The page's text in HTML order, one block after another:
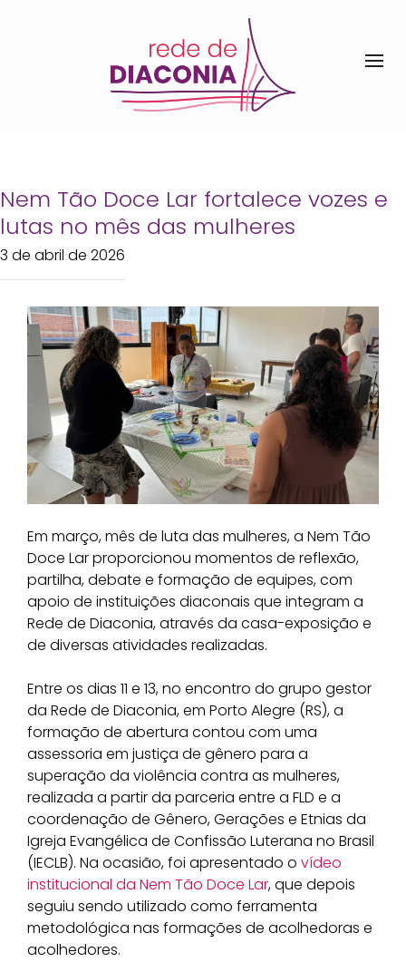
Nem Tão Doce Lar fortalece vozes e
lutas no mês das mulheres
3 de abril de 2026
Em março, mês de luta das mulheres, a Nem Tão
Doce Lar proporcionou momentos de reflexão,
partilha, debate e formação de equipes, com
apoio de instituições diaconais que integram a
Rede de Diaconia, através da casa-exposição e
de diversas atividades realizadas.
Entre os dias 11 e 13, no encontro do grupo gestor
da Rede de Diaconia, em Porto Alegre (RS), a
formação de abertura contou com uma
assessoria em justiça de gênero para a
superação da violência contra as mulheres,
realizada a partir da parceria entre a FLD e a
coordenação de Gênero, Gerações e Etnias da
Igreja Evangélica de Confissão Luterana no Brasil
(IECLB). Na ocasião, foi apresentado o vídeo
institucional da Nem Tão Doce Lar, que depois
seguiu sendo utilizado como ferramenta
metodológica nas formações de acolhedoras e
acolhedores.